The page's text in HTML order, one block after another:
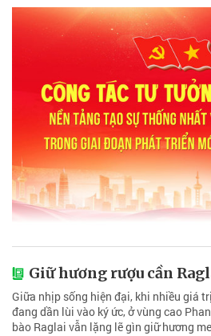
Giữ hương rượu cần
Giữa nhịp sống hiện đại, khi nhiều giá
đang dần lùi vào ký ức, ở vùng cao
bào Raglai vẫn lặng lẽ gìn giữ hương